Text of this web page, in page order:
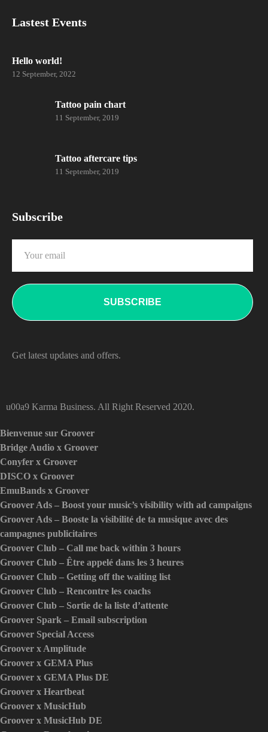
Lastest Events
Hello world!
12 September, 2022
Tattoo pain chart
11 September, 2019
Tattoo aftercare tips
11 September, 2019
Subscribe
Get latest updates and offers.
u00a9 Karma Business. All Right Reserved 2020.
Bienvenue sur Groover
Bridge Audio x Groover
Conyfer x Groover
DISCO x Groover
EmuBands x Groover
Groover Ads – Boost your music’s visibility with ad campaigns
Groover Ads – Booste la visibilité de ta musique avec des
campagnes publicitaires
Groover Club – Call me back within 3 hours
Groover Club – Être appelé dans les 3 heures
Groover Club – Getting off the waiting list
Groover Club – Rencontre les coachs
Groover Club – Sortie de la liste d’attente
Groover Spark – Email subscription
Groover Special Access
Groover x Amplitude
Groover x GEMA Plus
Groover x GEMA Plus DE
Groover x Heartbeat
Groover x MusicHub
Groover x MusicHub DE